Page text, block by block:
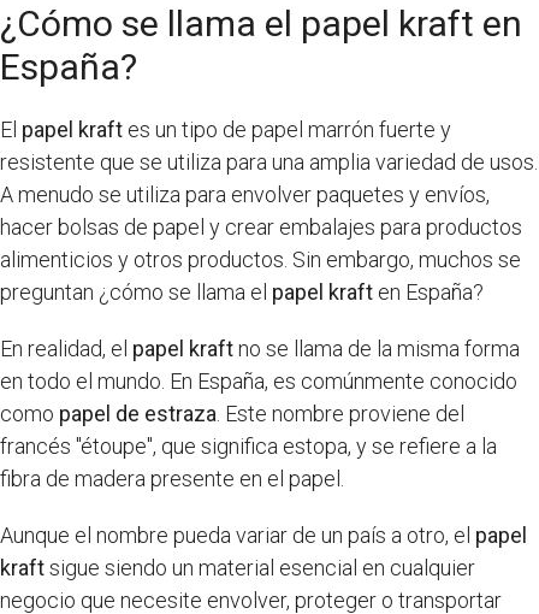
¿Cómo se llama el papel kraft en
España?
El papel kraft es un tipo de papel marrón fuerte y
resistente que se utiliza para una amplia variedad de usos.
A menudo se utiliza para envolver paquetes y envíos,
hacer bolsas de papel y crear embalajes para productos
alimenticios y otros productos. Sin embargo, muchos se
preguntan ¿cómo se llama el papel kraft en España?
En realidad, el papel kraftno se llama de la misma forma
en todo el mundo. En España, es comúnmente conocido
como papel de estraza . Este nombre proviene del
francés "étoupe", que significa estopa, y se refiere a la
fibra de madera presente en el papel.
Aunque el nombre pueda variar de un país a otro, el papel
kraftsigue siendo un material esencial en cualquier
negocio que necesite envolver, proteger o transportar